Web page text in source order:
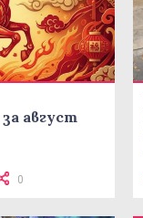
август
0